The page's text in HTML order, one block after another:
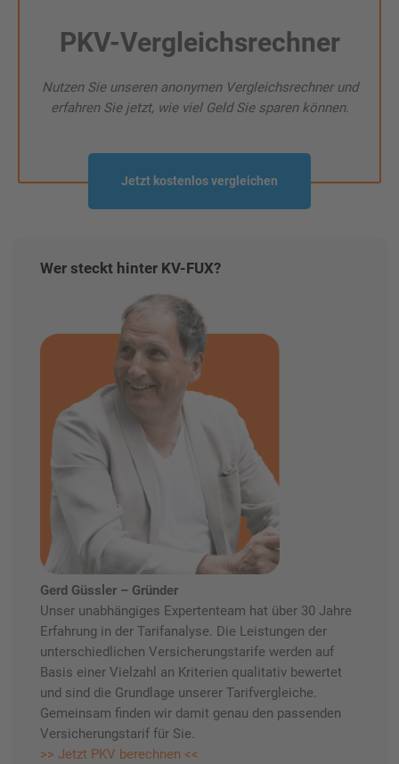
PKV-Vergleichsrechner
Nutzen Sie unseren anonymen Vergleichsrechner und
erfahren Sie jetzt, wie viel Geld Sie sparen können.
Jetzt kostenlos vergleichen
Wer steckt hinter KV-FUX?
Gerd Güssler – Gründer
Unser unabhängiges Expertenteam hat über 30 Jahre
Erfahrung in der Tarifanalyse. Die Leistungen der
unterschiedlichen Versicherungstarife werden auf
Basis einer Vielzahl an Kriterien qualitativ bewertet
und sind die Grundlage unserer Tarifvergleiche.
Gemeinsam finden wir damit genau den passenden
Versicherungstarif für Sie.
>> Jetzt PKV berechnen <<